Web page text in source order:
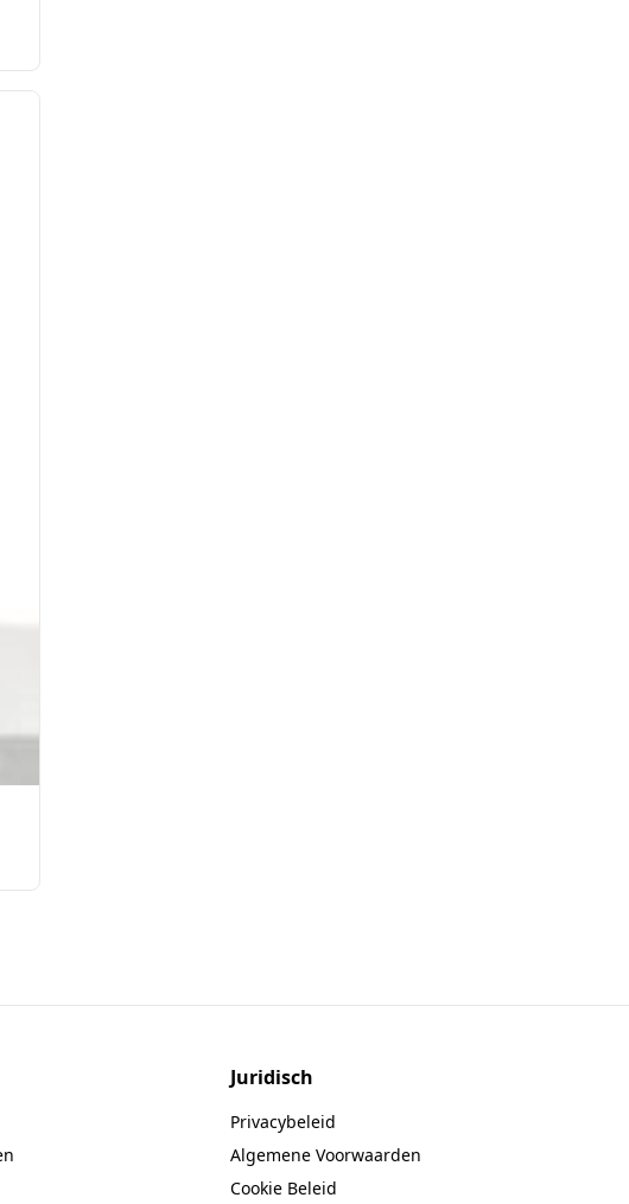
Juridisch
Privacybeleid
Algemene Voorwaarden
Cookie Beleid